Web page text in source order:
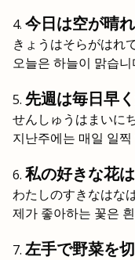
今日は空が晴れ
きょうはそらがはれ
오늘은 하늘이 맑습니
先週は毎日早
せんしゅうはまいに
지난주에는 매일 일
私の好きな花
わたしのすきなはな
제가 좋아하는 꽃은
左手で野菜を切